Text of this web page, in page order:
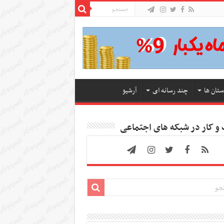
ها چند رسانه ای آرشیو
کار در شبکه های اجتماعی